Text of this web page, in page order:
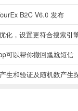
APP采用了高精度地图
跑APP采用了多传感器
采用了冗余系统，可
是一款功能强大、使
新体验
B2C V6.0 发布
化，设置更符合搜索引
可以帮你撤回尴尬短信
生和验证及随机数产生